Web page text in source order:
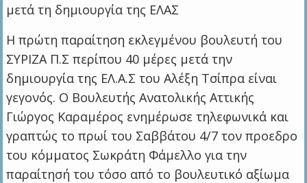
μετά τη δημιουργία της ΕΛΑΣ
Η πρώτη παραίτηση εκλεγμένου βουλευτή του
ΣΥΡΙΖΑ Π.Σ περίπου 40 μέρες μετά την
δημιουργία της ΕΛ.Α.Σ του Αλέξη Τσίπρα είναι
γεγονός. Ο Βουλευτής Ανατολικής Αττικής
Γιώργος Καραμέρος ενημέρωσε τηλεφωνικά και
γραπτώς το πρωί του Σαββάτου 4/7 τον προεδρο
του κόμματος Σωκράτη Φάμελλο για την
παραίτησή του τόσο από το βουλευτικό αξίωμα